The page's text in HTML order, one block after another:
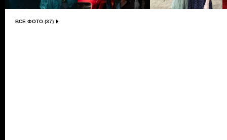
ВСЕ ФОТО (37)